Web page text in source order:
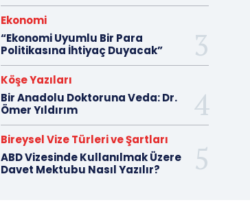
Ekonomi
“Ekonomi Uyumlu Bir Para
Politikasına İhtiyaç Duyacak”
Köşe Yazıları
Bir Anadolu Doktoruna Veda: Dr.
Ömer Yıldırım
Bireysel Vize Türleri ve Şartları
ABD Vizesinde Kullanılmak Üzere
Davet Mektubu Nasıl Yazılır?